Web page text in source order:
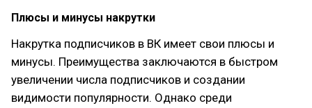
Плюсы и минусы накрутки
Накрутка подписчиков в ВК имеет свои плюсы и
минусы. Преимущества заключаются в быстром
увеличении числа подписчиков и создании
видимости популярности. Однако среди